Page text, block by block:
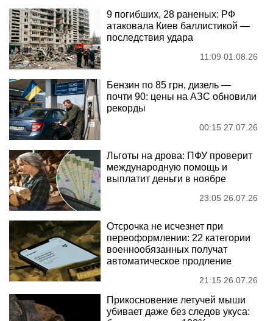
9 погибших, 28 раненых: РФ
атаковала Киев баллистикой —
последствия удара
11:09 01.08.26
Бензин по 85 грн, дизель —
почти 90: цены на АЗС обновили
рекорды
00:15 27.07.26
Льготы на дрова: ПФУ проверит
международную помощь и
выплатит деньги в ноябре
23:05 26.07.26
Отсрочка не исчезнет при
переоформлении: 22 категории
военнообязанных получат
автоматическое продление
21:15 26.07.26
Прикосновение летучей мыши
убивает даже без следов укуса: